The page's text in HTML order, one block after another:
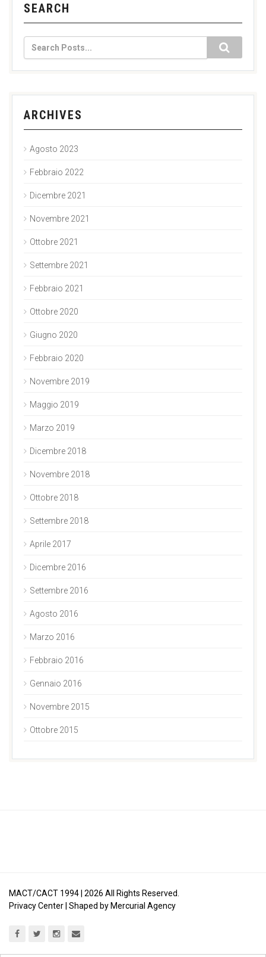
SEARCH
ARCHIVES
Agosto 2023
Febbraio 2022
Dicembre 2021
Novembre 2021
Ottobre 2021
Settembre 2021
Febbraio 2021
Ottobre 2020
Giugno 2020
Febbraio 2020
Novembre 2019
Maggio 2019
Marzo 2019
Dicembre 2018
Novembre 2018
Ottobre 2018
Settembre 2018
Aprile 2017
Dicembre 2016
Settembre 2016
Agosto 2016
Marzo 2016
Febbraio 2016
Gennaio 2016
Novembre 2015
Ottobre 2015
MACT/CACT 1994 | 2026 All Rights Reserved.
Privacy Center | Shaped by Mercurial Agency